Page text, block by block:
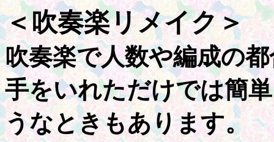
＜吹奏楽リメイク＞
吹奏楽で人数や編成の
手をいれただけでは簡
うなときもあります。